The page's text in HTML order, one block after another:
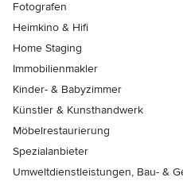
Fotografen
Heimkino & Hifi
Home Staging
Immobilienmakler
Kinder- & Babyzimmer
Künstler & Kunsthandwerk
Möbelrestaurierung
Spezialanbieter
Umweltdienstleistungen, Bau- &